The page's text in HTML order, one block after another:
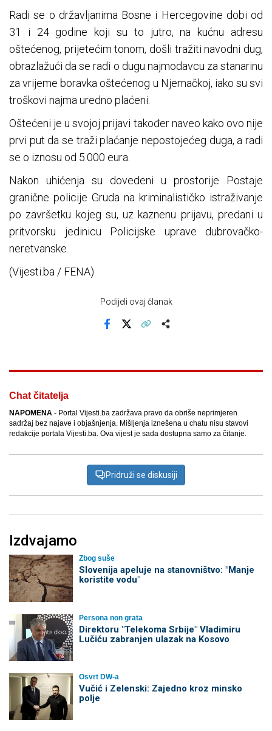
Radi se o državljanima Bosne i Hercegovine dobi od
31 i 24 godine koji su to jutro, na kućnu adresu
oštećenog, prijetećim tonom, došli tražiti navodni dug,
obrazlažući da se radi o dugu najmodavcu za stanarinu
za vrijeme boravka oštećenog u Njemačkoj, iako su svi
troškovi najma uredno plaćeni.
Oštećeni je u svojoj prijavi također naveo kako ovo nije
prvi put da se traži plaćanje nepostojećeg duga, a radi
se o iznosu od 5.000 eura.
Nakon uhićenja su dovedeni u prostorije Postaje
granične policije Gruda na kriminalističko istraživanje
po završetku kojeg su, uz kaznenu prijavu, predani u
pritvorsku jedinicu Policijske uprave dubrovačko-
neretvanske.
(Vijesti.ba / FENA)
Podijeli ovaj članak
Chat čitatelja
NAPOMENA - Portal Vijesti.ba zadržava pravo da obriše neprimjeren
sadržaj bez najave i objašnjenja. Mišljenja iznešena u chatu nisu stavovi
redakcije portala Vijesti.ba. Ova vijest je sada dostupna samo za čitanje.
Pridruži se diskusiji
Izdvajamo
Zbog suše
Slovenija apeluje na stanovništvo: "Manje
koristite vodu"
Persona non grata
Direktoru "Telekoma Srbije" Vladimiru
Lučiću zabranjen ulazak na Kosovo
Osvrt DW-a
Vučić i Zelenski: Zajedno kroz minsko
polje